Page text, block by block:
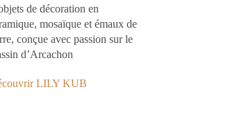
de décoration en
mosaïque et émaux de
conçue avec passion sur le
d’Arcachon
LILY KUB